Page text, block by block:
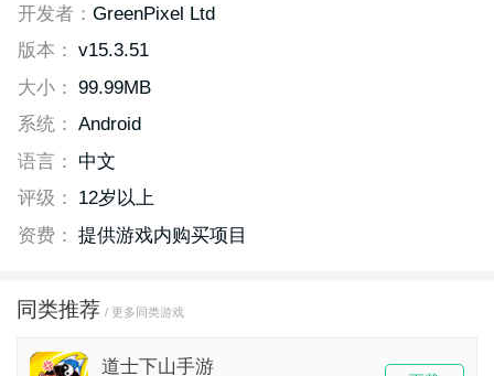
开发者： GreenPixel Ltd
版本： v15.3.51
大小： 99.99MB
系统： Android
语言：
中文
评级：
12岁以上
资费： 提供游戏内购买项目
同类推荐 / 更多同类游戏
道士下山手游